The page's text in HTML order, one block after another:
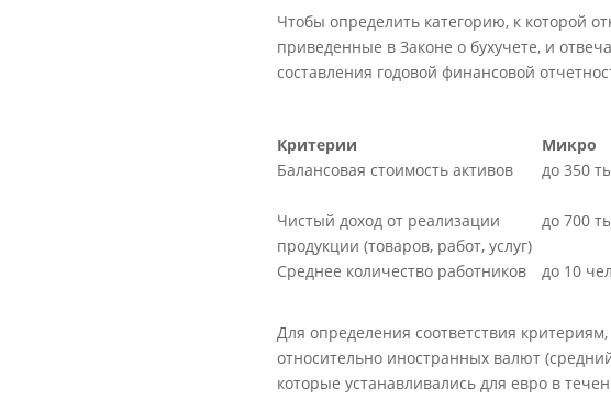
Чтобы определить категорию, к которой
приведенные в Законе о бухучете, и
составления годовой финансовой
Критерии Микро
Балансовая стоимость активов
до 350
Чистый доход от реализации
продукции (товаров, работ, услуг)
до 700
Среднее количество работников до 10
Для определения соответствия
относительно иностранных валют
которые устанавливались для евро в